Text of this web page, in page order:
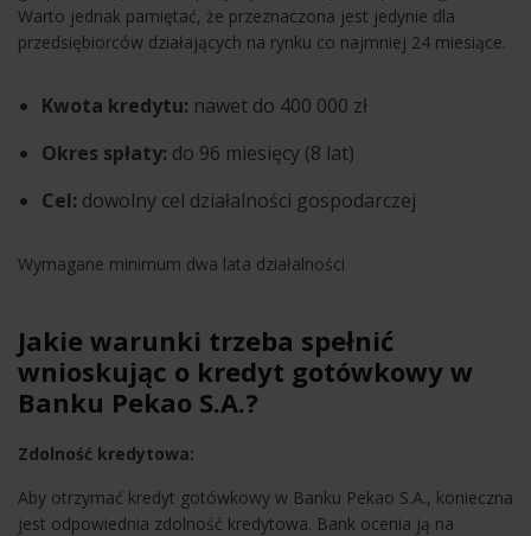
Warto jednak pamiętać, że przeznaczona jest jedynie dla
przedsiębiorców działających na rynku co najmniej 24 miesiące.
Kwota kredytu: nawet do 400 000 zł
Okres spłaty: do 96 miesięcy (8 lat)
Cel: dowolny cel działalności gospodarczej
Wymagane minimum dwa lata działalności
Jakie warunki trzeba spełnić
wnioskując o kredyt gotówkowy w
Banku Pekao S.A.?
Zdolność kredytowa:
Aby otrzymać kredyt gotówkowy w Banku Pekao S.A., konieczna
jest odpowiednia zdolność kredytowa. Bank ocenia ją na